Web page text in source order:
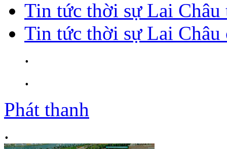
Tin tức thời sự Lai
Tin tức thời sự Lai Châu
.
.
Phát thanh
.